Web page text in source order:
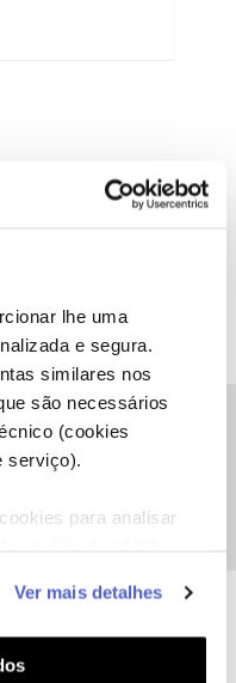
lhe uma
e segura.
similares nos
são necessários
(cookies
serviço).
para analisar
e
aos seus interesses
Pode gerir a
Ver mais detalhes
“Likes” e “Melhor
o perfil para acompanhar